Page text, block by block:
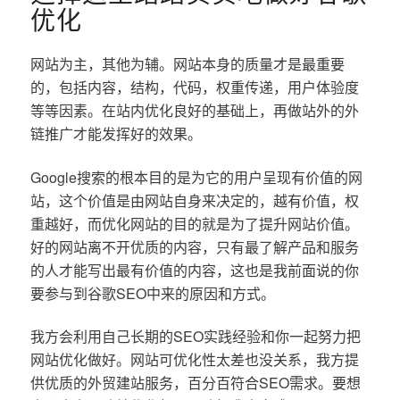
优化
网站为主，其他为辅。网站本身的质量才是最重要
的，包括内容，结构，代码，权重传递，用户体验度
等等因素。在站内优化良好的基础上，再做站外的外
链推广才能发挥好的效果。
Google搜索的根本目的是为它的用户呈现有价值的网
站，这个价值是由网站自身来决定的，越有价值，权
重越好，而优化网站的目的就是为了提升网站价值。
好的网站离不开优质的内容，只有最了解产品和服务
的人才能写出最有价值的内容，这也是我前面说的你
要参与到谷歌SEO中来的原因和方式。
我方会利用自己长期的SEO实践经验和你一起努力把
网站优化做好。网站可优化性太差也没关系，我方提
供优质的外贸建站服务，百分百符合SEO需求。要想